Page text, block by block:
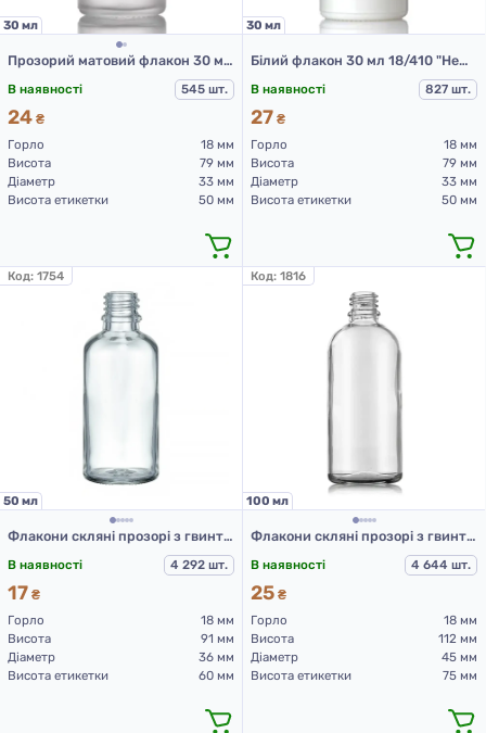
30 мл
Прозорий матовий флакон 30 мл 18/410 "Немо" (скляний флакон 30 мл)
В наявності 545 шт.
24 ₴
Горло
18 мм
Висота
79 мм
Діаметр
33 мм
Висота етикетки
50 мм
30 мл
Білий флакон 30 мл 18/410 "Немо" (скляний флакон 30 мл)
В наявності 827 шт.
27 ₴
Горло
18 мм
Висота
79 мм
Діаметр
33 мм
Висота етикетки
50 мм
Код: 1754
50 мл
Флакони скляні прозорі з гвинтовою горловиною 50 мл, DIN 18, для Л-З (скляний флакон 50 мл)
В наявності 4 292 шт.
17 ₴
Горло
18 мм
Висота
91 мм
Діаметр
36 мм
Висота етикетки
60 мм
Код: 1816
100 мл
Флакони скляні прозорі з гвинтовою горловиною 100 мл, DIN 18 для Л-З (скляний флакон 100 мл)
В наявності 4 644 шт.
25 ₴
Горло
18 мм
Висота
112 мм
Діаметр
45 мм
Висота етикетки
75 мм